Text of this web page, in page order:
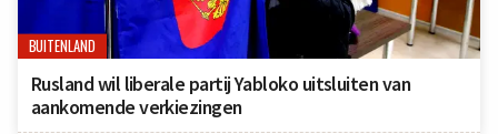
BUITENLAND
Rusland wil liberale partij Yabloko uitsluiten van
aankomende verkiezingen